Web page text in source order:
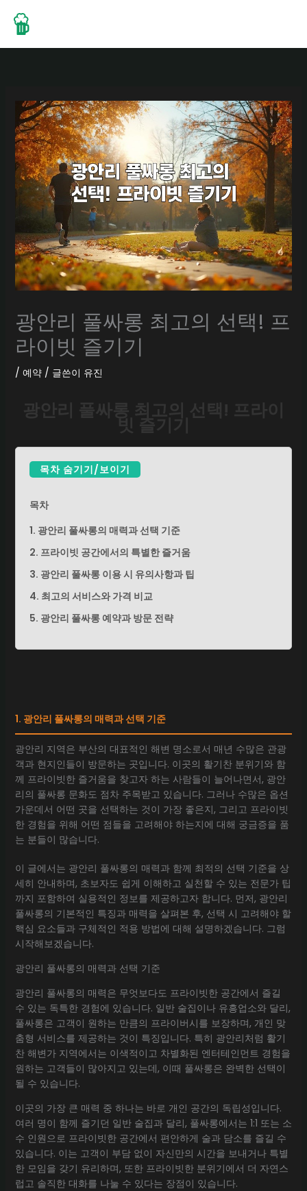
로
광안리 풀싸롱 최고의 선택! 프
라이빗 즐기기
/ 예약/ 글쓴이 유진
광안리 풀싸롱 최고의 선택! 프라이
빗 즐기기
목차 숨기기/보이기
목차
1. 광안리 풀싸롱의 매력과 선택 기준
2. 프라이빗 공간에서의 특별한 즐거움
3. 광안리 풀싸롱 이용 시 유의사항과 팁
4. 최고의 서비스와 가격 비교
5. 광안리 풀싸롱 예약과 방문 전략
1. 광안리 풀싸롱의 매력과 선택 기준
광안리 지역은 부산의 대표적인 해변 명소로서 매년 수많은 관광
객과 현지인들이 방문하는 곳입니다. 이곳의 활기찬 분위기와 함
께 프라이빗한 즐거움을 찾고자 하는 사람들이 늘어나면서, 광안
리의 풀싸롱 문화도 점차 주목받고 있습니다. 그러나 수많은 옵션
가운데서 어떤 곳을 선택하는 것이 가장 좋은지, 그리고 프라이빗
한 경험을 위해 어떤 점들을 고려해야 하는지에 대해 궁금증을 품
는 분들이 많습니다.
이 글에서는 광안리 풀싸롱의 매력과 함께 최적의 선택 기준을 상
세히 안내하며, 초보자도 쉽게 이해하고 실천할 수 있는 전문가 팁
까지 포함하여 실용적인 정보를 제공하고자 합니다. 먼저, 광안리
풀싸롱의 기본적인 특징과 매력을 살펴본 후, 선택 시 고려해야 할
핵심 요소들과 구체적인 적용 방법에 대해 설명하겠습니다. 그럼
시작해보겠습니다.
광안리 풀싸롱의 매력과 선택 기준
광안리 풀싸롱의 매력은 무엇보다도 프라이빗한 공간에서 즐길
수 있는 독특한 경험에 있습니다. 일반 술집이나 유흥업소와 달리,
풀싸롱은 고객이 원하는 만큼의 프라이버시를 보장하며, 개인 맞
춤형 서비스를 제공하는 것이 특징입니다. 특히 광안리처럼 활기
찬 해변가 지역에서는 이색적이고 차별화된 엔터테인먼트 경험을
원하는 고객들이 많아지고 있는데, 이때 풀싸롱은 완벽한 선택이
될 수 있습니다.
이곳의 가장 큰 매력 중 하나는 바로 개인 공간의 독립성입니다.
여러 명이 함께 즐기던 일반 술집과 달리, 풀싸롱에서는 1:1 또는 소
수 인원으로 프라이빗한 공간에서 편안하게 술과 담소를 즐길 수
있습니다. 이는 고객이 부담 없이 자신만의 시간을 보내거나 특별
한 모임을 갖기 유리하며, 또한 프라이빗한 분위기에서 더 자연스
럽고 솔직한 대화를 나눌 수 있다는 장점이 있습니다.